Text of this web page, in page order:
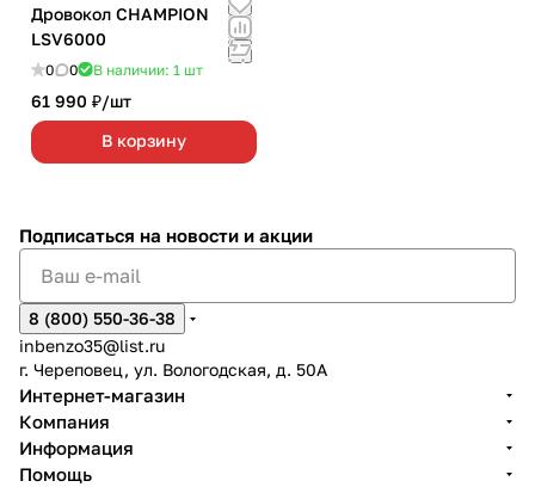
Дровокол CHAMPION
LSV6000
0 0 В наличии: 1 шт
61 990 ₽/шт
В корзину
Подписаться на новости и акции
8 (800) 550-36-38
inbenzo35@list.ru
г. Череповец, ул. Вологодская, д. 50А
Интернет-магазин
Компания
Информация
Помощь